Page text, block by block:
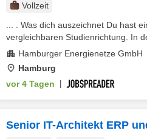
Vollzeit
... . Was dich auszeichnet Du hast
vergleichbaren Studienrichtung. In
Hamburger Energienetze GmbH
Hamburg
vor 4 Tagen
Senior IT-Architekt ERP